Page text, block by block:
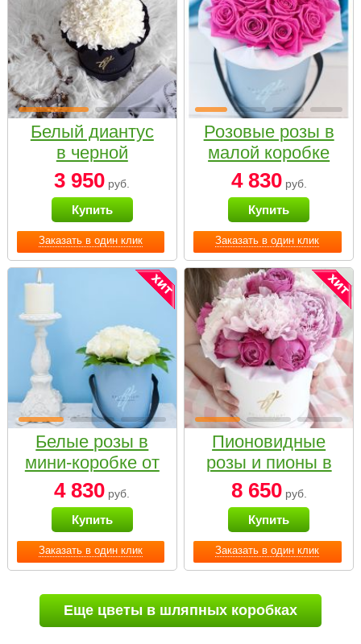
Заказать в один клик
Белый диантус
в черной
коробке Small
3 950 руб.
Купить
Заказать в один клик
Розовые розы в
малой коробке
4 830руб.
Купить
Заказать в один клик
Белые розы в
мини-коробке от
Bella Fiori
4 830 руб.
Купить
Заказать в один клик
Пионовидные
розы и пионы в
белой коробке
Small
8 650руб.
Купить
Еще цветы в шляпных коробках